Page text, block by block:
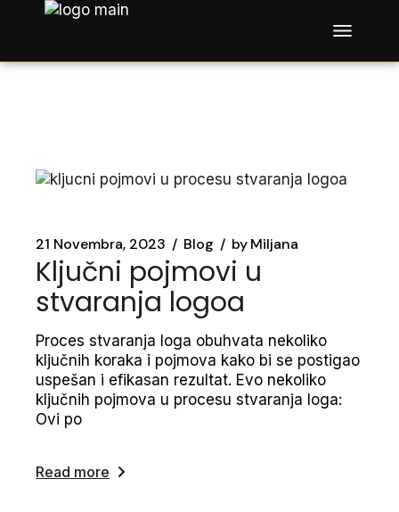
21 Novembra, 2023 Blog byMiljana
Ključni pojmovi u
stvaranja logoa
Proces stvaranja loga obuhvata nekoliko
ključnih koraka i pojmova kako bi se postigao
uspešan i efikasan rezultat. Evo nekoliko
ključnih pojmova u procesu stvaranja loga:
Ovi po
Read more